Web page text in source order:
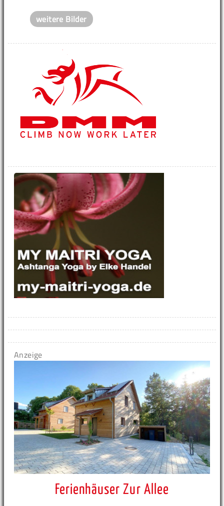
weitere Bilder
Anzeige
Ferienhäuser Zur Allee